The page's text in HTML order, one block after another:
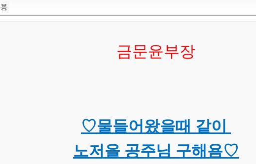
금문윤부장
♡물들어왔을때 같이
노저을 공주님 구해욤♡